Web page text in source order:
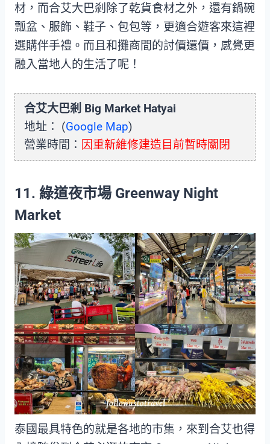
材，而合艾大巴剎除了乾貨食材之外，還有鍋碗
瓢盆、服飾、鞋子、包包等，更適合遊客來這裡
選購伴手禮。而且和攤商間的討價還價，感覺更
融入當地人的生活了呢！
合艾大巴剎 Big Market Hatyai
地址： (Google Map)
營業時間： 因重新維修建造目前暫時關閉
11. 綠道夜市場 Greenway Night
Market
泰國最具特色的就是各地的市集，來到合艾也得